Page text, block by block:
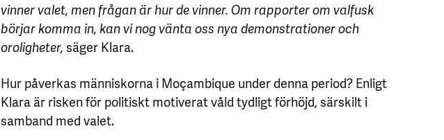
vinner valet, men frågan är hur de vinner. Om rapporter om valfusk
börjar komma in, kan vi nog vänta oss nya demonstrationer och
oroligheter,säger Klara.
Hur påverkas människorna i Moçambique under denna period? Enligt
Klara är risken för politiskt motiverat våld tydligt förhöjd, särskilt i
samband med valet.